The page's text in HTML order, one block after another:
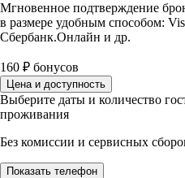
Мгновенное подтверждение
в размере удобным способом:
Сбербанк.Онлайн и др.
160 ₽ бонусов
Цена и доступность
Выберите даты и количество
проживания
Без комиссии и сервисных
Показать телефон